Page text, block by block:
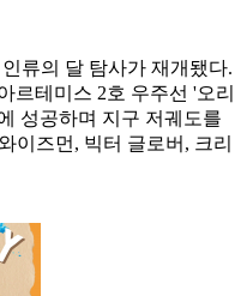
류의 달 탐사가 재개됐다.
르테미스 2호 우주선 '오리
성공하며 지구 저궤도를
이즈먼, 빅터 글로버, 크리